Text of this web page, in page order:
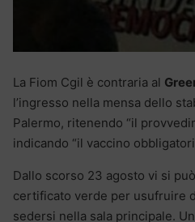
La Fiom Cgil è contraria al
l’ingresso nella mensa dello
Palermo, ritenendo “il
indicando “il vaccino
Dallo scorso 23 agosto vi si
certificato verde per usufruire
sedersi nella sala principale.